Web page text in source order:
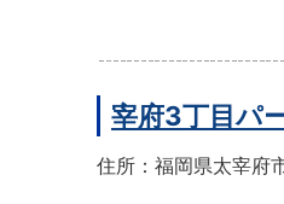
宰府3丁目パ
住所：福岡県太宰府